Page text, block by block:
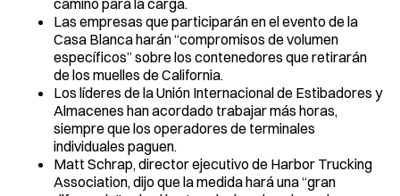
Las empresas que participarán en el evento de la
Casa Blanca harán “compromisos de volumen
específicos” sobre los contenedores que retirarán
de los muelles de California.
Los líderes de la Unión Internacional de Estibadores y
Almacenes han acordado trabajar más horas,
siempre que los operadores de terminales
individuales paguen.
Matt Schrap, director ejecutivo de Harbor Trucking
Association, dijo que la medida hará una “gran